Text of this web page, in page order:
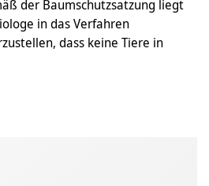
der Baumschutzsatzung liegt
in das Verfahren
dass keine Tiere in